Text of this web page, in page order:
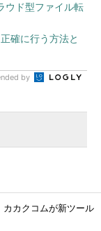
ウド型ファイル転
確に行う方法と
by
カクコムが新ツール